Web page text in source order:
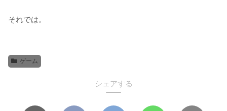
それでは。
ゲーム
シェアする